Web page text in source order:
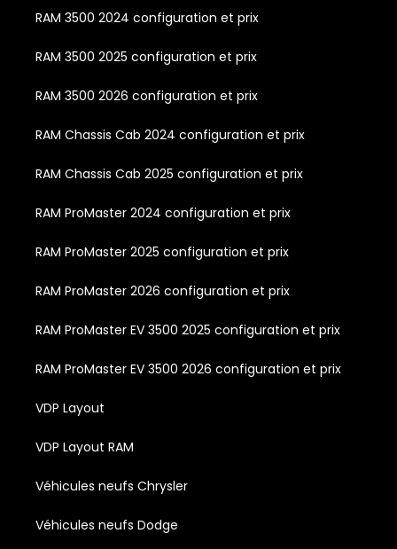
RAM 3500 2024 configuration et prix
RAM 3500 2025 configuration et prix
RAM 3500 2026 configuration et prix
RAM Chassis Cab 2024 configuration et prix
RAM Chassis Cab 2025 configuration et prix
RAM ProMaster 2024 configuration et prix
RAM ProMaster 2025 configuration et prix
RAM ProMaster 2026 configuration et prix
RAM ProMaster EV 3500 2025 configuration et prix
RAM ProMaster EV 3500 2026 configuration et prix
VDP Layout
VDP Layout RAM
Véhicules neufs Chrysler
Véhicules neufs Dodge